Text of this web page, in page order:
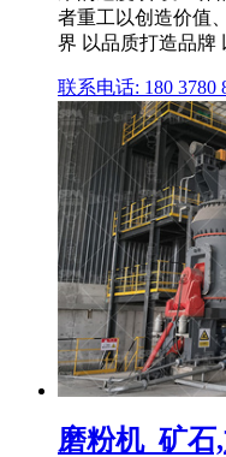
者重工以创造价值
界 以品质打造品牌
联系电话: 180 3780
磨粉机_矿